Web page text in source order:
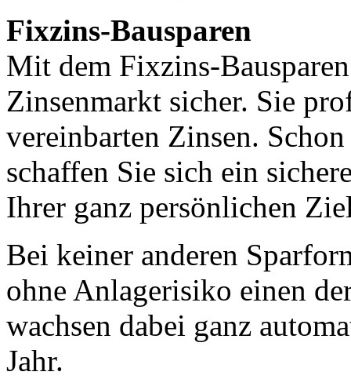
Fixzins-Bausparen
Mit dem Fixzins-
Zinsenmarkt sicher. Sie
vereinbarten Zinsen.
schaffen Sie sich ein
Ihrer ganz persönlichen
Bei keiner anderen
ohne Anlagerisiko einen
wachsen dabei ganz
Jahr.